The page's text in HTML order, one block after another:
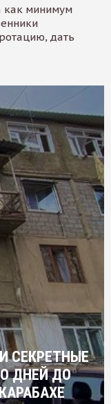
как минимум
дать
СЕКРЕТНЫЕ
ДНЕЙ ДО